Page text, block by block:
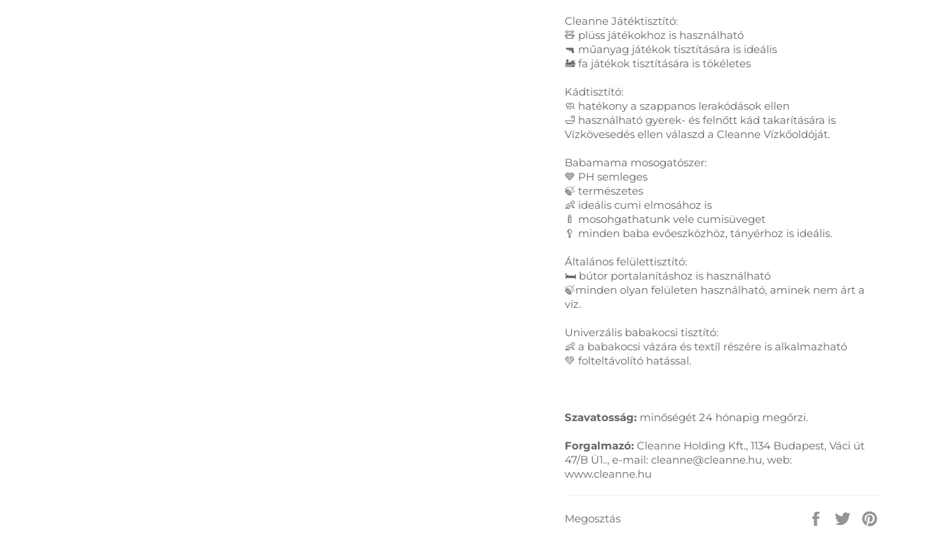
Cleanne Játéktisztító:
🧸 plüss játékokhoz is használható
🔫 műanyag játékok tisztítására is ideális
🚂 fa játékok tisztítására is tökéletes
Kádtisztító:
🧼 hatékony a szappanos lerakódások ellen
🛁 használható gyerek- és felnőtt kád takarítására is
Vízkövesedés ellen válaszd a Cleanne Vízkőoldóját.
Babamama mosogatószer:
💙 PH semleges
🍃 természetes
👶 ideális cumi elmosához is
🍼 mosohgathatunk vele cumisüveget
🥄 minden baba evőeszközhöz, tányérhoz is ideális.
Általános felülettisztító:
🛏️ bútor portalanításhoz is használható
🍃minden olyan felületen használható, aminek nem árt a
víz.
Univerzális babakocsi tisztító:
👶 a babakocsi vázára és textíl részére is alkalmazható
💚 folteltávolító hatással.
Szavatosság: minőségét 24 hónapig megőrzi.
Forgalmazó: Cleanne Holding Kft., 1134 Budapest, Váci út
47/B Ü1.., e-mail: cleanne@cleanne.hu, web:
www.cleanne.hu
Megosztás
MegosztásMegosztás